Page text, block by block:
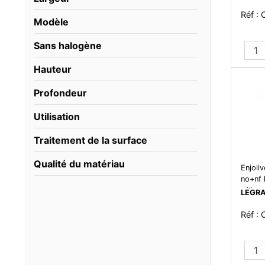
Modèle
Sans halogène
Hauteur
Profondeur
Utilisation
Traitement de la surface
Qualité du matériau
Réf :
no+nf
Réf :